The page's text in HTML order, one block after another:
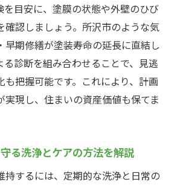
を目安に、塗膜の状態や外壁のひび
確認しましょう。所沢市のような気
早期修繕が塗装寿命の延長に直結し
る診断を組み合わせることで、見逃
も把握可能です。これにより、計画
実現し、住まいの資産価値も保てま
る洗浄とケアの方法を解説
持するには、定期的な洗浄と日常の